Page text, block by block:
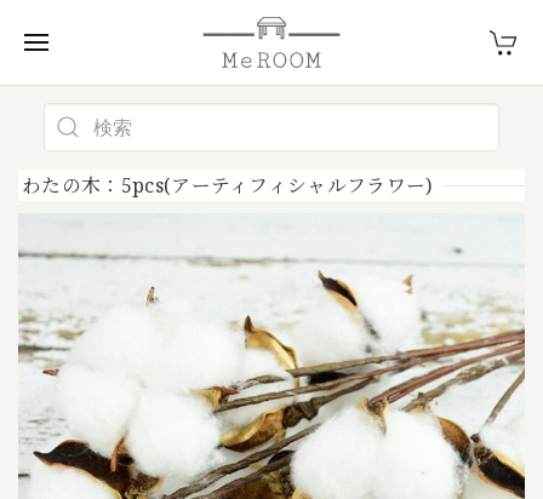
わたの木：5pcs(アーティフィシャルフラワー)